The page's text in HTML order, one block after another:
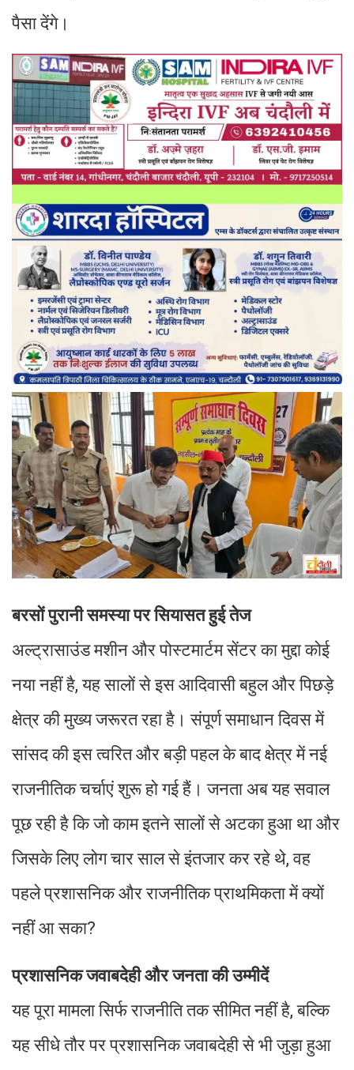
पैसा देंगे।
बरसों पुरानी समस्या पर सियासत हुई तेज
अल्ट्रासाउंड मशीन और पोस्टमार्टम सेंटर का मुद्दा कोई
नया नहीं है, यह सालों से इस आदिवासी बहुल और पिछड़े
क्षेत्र की मुख्य जरूरत रहा है। संपूर्ण समाधान दिवस में
सांसद की इस त्वरित और बड़ी पहल के बाद क्षेत्र में नई
राजनीतिक चर्चाएं शुरू हो गई हैं। जनता अब यह सवाल
पूछ रही है कि जो काम इतने सालों से अटका हुआ था और
जिसके लिए लोग चार साल से इंतजार कर रहे थे, वह
पहले प्रशासनिक और राजनीतिक प्राथमिकता में क्यों
नहीं आ सका?
प्रशासनिक जवाबदेही और जनता की उम्मीदें
यह पूरा मामला सिर्फ राजनीति तक सीमित नहीं है, बल्कि
यह सीधे तौर पर प्रशासनिक जवाबदेही से भी जुड़ा हुआ